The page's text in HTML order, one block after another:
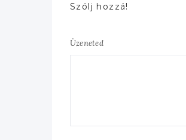
Szólj hozzá!
Üzeneted